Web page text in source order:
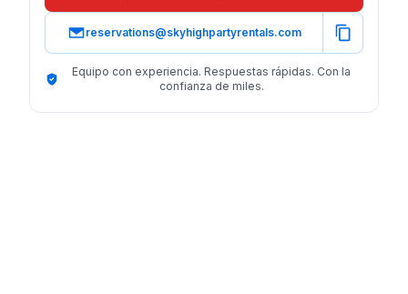
reservations@skyhighpartyrentals.com
Equipo con experiencia. Respuestas rápidas. Con la
confianza de miles.